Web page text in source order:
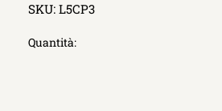
listino
SKU: L5CP3
Quantità: